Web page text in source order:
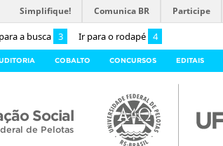
a busca 3 Ir para o rodapé 4
Simplifique! Comunica BR Participe
COBALTO CONCURSOS EDITAIS
Social
de Pelotas